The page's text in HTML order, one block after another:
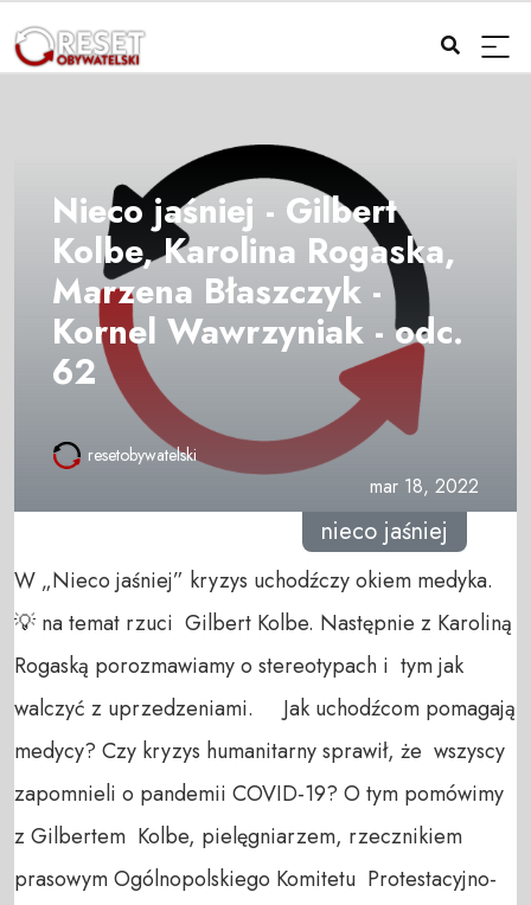
Nieco jaśniej - Gilbert
Kolbe, Karolina Rogaska,
Marzena Błaszczyk -
Kornel Wawrzyniak - odc.
62
resetobywatelski
mar 18, 2022
nieco jaśniej
W „Nieco jaśniej” kryzys uchodźczy okiem medyka.
💡 na temat rzuci Gilbert Kolbe. Następnie z Karoliną
Rogaską porozmawiamy o stereotypach i tym jak
walczyć z uprzedzeniami. Jak uchodźcom pomagają
medycy? Czy kryzys humanitarny sprawił, że wszyscy
zapomnieli o pandemii COVID-19? O tym pomówimy
z Gilbertem Kolbe, pielęgniarzem, rzecznikiem
prasowym Ogólnopolskiego Komitetu Protestacyjno-